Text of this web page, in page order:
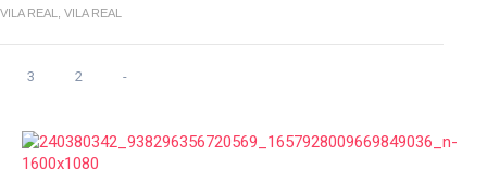
VILA REAL, VILA REAL
3 2 -